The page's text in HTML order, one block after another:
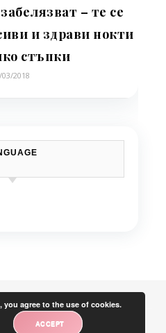
– те се
и здрави нокти
стъпки
03/2018
agree to the use of cookies.
ACCEPT